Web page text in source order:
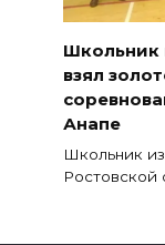
Школьник
взял
Анапе
Школьник
Ростовской